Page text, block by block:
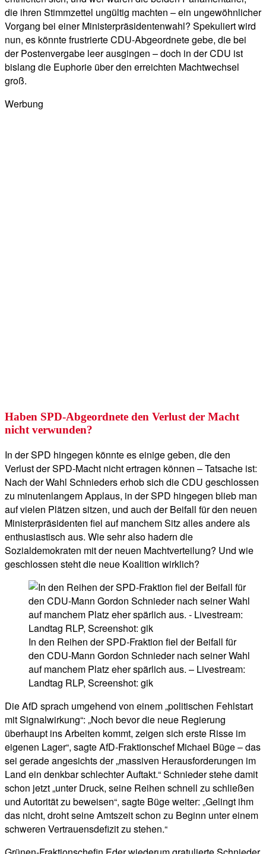
die ihren Stimmzettel ungültig machten – ein ungewöhnlicher
Vorgang bei einer Ministerpräsidentenwahl? Spekuliert wird
nun, es könnte frustrierte CDU-Abgeordnete gebe, die bei
der Postenvergabe leer ausgingen – doch in der CDU ist
bislang die Euphorie über den erreichten Machtwechsel
groß.
Werbung
Haben SPD-Abgeordnete den Verlust der Macht
nicht verwunden?
In der SPD hingegen könnte es einige geben, die den
Verlust der SPD-Macht nicht ertragen können – Tatsache ist:
Nach der Wahl Schnieders erhob sich die CDU geschlossen
zu minutenlangem Applaus, in der SPD hingegen blieb man
auf vielen Plätzen sitzen, und auch der Beifall für den neuen
Ministerpräsidenten fiel auf manchem Sitz alles andere als
enthusiastisch aus. Wie sehr also hadern die
Sozialdemokraten mit der neuen Machtverteilung? Und wie
geschlossen steht die neue Koalition wirklich?
In den Reihen der SPD-Fraktion fiel der Beifall für
den CDU-Mann Gordon Schnieder nach seiner Wahl
auf manchem Platz eher spärlich aus. – Livestream:
Landtag RLP, Screenshot: gik
Die AfD sprach umgehend von einem „politischen Fehlstart
mit Signalwirkung“: „Noch bevor die neue Regierung
überhaupt ins Arbeiten kommt, zeigen sich erste Risse im
eigenen Lager“, sagte AfD-Fraktionschef Michael Büge – das
sei gerade angesichts der „massiven Herausforderungen im
Land ein denkbar schlechter Auftakt.“ Schnieder stehe damit
schon jetzt „unter Druck, seine Reihen schnell zu schließen
und Autorität zu beweisen“, sagte Büge weiter: „Gelingt ihm
das nicht, droht seine Amtszeit schon zu Beginn unter einem
schweren Vertrauensdefizit zu stehen.“